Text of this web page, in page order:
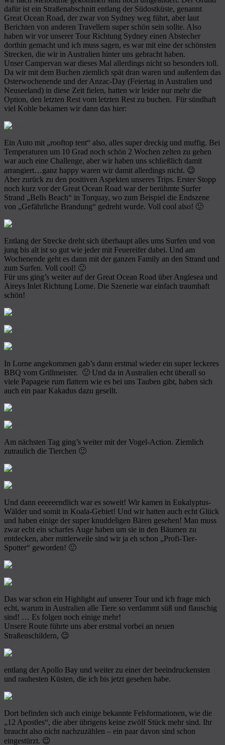
dafür ist ein Straßenabschnitt entlang der Südostküste, genannt
Great Ocean Road, der zwar von Sydney weg führt, aber laut
Berichten von anderen Travellern super schön sein sollte. Also
haben wir vor unserer Tour Richtung Sydney einen Abstecher
dorthin gemacht und ich muss sagen, es war mit eine der schönsten
Strecken, die wir in Australien hinter uns gebracht haben.
Unser Campervan war dieses Mal allerdings nicht so besonders toll.
Da wir mit dem Buchen ziemlich spät dran waren und außerdem das
Osterwochenende und der Anzac-Day (Feiertag in Australien und
Neuseeland) in diese Zeit fielen, hatten wir leider nur mehr die
Option, den letzten Rest vom letzten Rest zu buchen. Für sündhaft
viel Kohle bekamen wir dann das hier:
Ein Auto mit „rooftop tent“ also, alles super dreckig und muffig. Bei
Temperaturen um 10 Grad noch schön 2 Wochen zelten zu gehen
war auch eine Challenge, aber wir haben uns schließlich damit
arrangiert…ganz happy waren wir damit allerdings nicht. 😉
Aber zurück zu den positiven Aspekten unseres Trips. Erster Stopp
noch kurz vor der Great Ocean Road war der berühmte Surfer
Strand „Bells Beach“ in Torquay, wo zum Beispiel die Endszene
von „Gefährliche Brandung“ gedreht wurde. Voll cool also! 🙂
Entlang der Strecke dreht sich überhaupt alles ums Surfen und von
jung bis alt ist so gut wie jeder mit Feuereifer dabei. Und am
Wochenende geht es dann mit der ganzen Family an den Strand und
zum Surfen. Voll cool! 🙂
Für uns ging’s weiter auf der Great Ocean Road über Anglesea und
Aireys Inlet Richtung Lorne. Die Szenerie war einfach traumhaft
schön!
In Lorne angekommen gab’s dann erstmal wieder ein super leckeres
BBQ vom Grillmeister. 🙂 Und da in Australien echt überall so
viele Papageie rum flattern wie es bei uns Tauben gibt, haben sich
auch ein paar Kakadus dazu gesellt.
Am nächsten Tag ging’s weiter mit der Vogel-Action. Ziemlich
zutraulich die Tierchen 🙂
Und dann eeeeeendlich war es soweit! Wir kamen in Eukalyptus-
Wälder und somit in Koala-Gebiet! Und wir hatten auch echt Glück
und haben einige der super knuddeligen Bären gesehen! Man muss
zwar echt ein scharfes Auge haben um sie in den Bäumen zu
entdecken, aber mittlerweile sind wir ja eh schon „Profi-Tier-
Spotter“ geworden! 🙂
Das war schon ein Highlight auf unserer Tour und ich frage mich
echt, warum in Australien alle Tiere so verdammt süß und flauschig
sind! … Es folgen noch einige mehr!
Unsere Route führte uns aber erstmal vorbei an neuen
Straßenschildern, 😉
entlang der Apollo Bay und weiter zu einer der beeindruckensten
und rauhesten Küsten, die ich bis jetzt gesehen habe.
Dort befinden sich auch einige bekannte Felsformationen, wie die
„12 Apostles“, die aber übrigens keine zwölf Stück mehr sind. Ihr
braucht also nicht nachzuzählen – ein paar davon sind schon
eingestürzt. 😉